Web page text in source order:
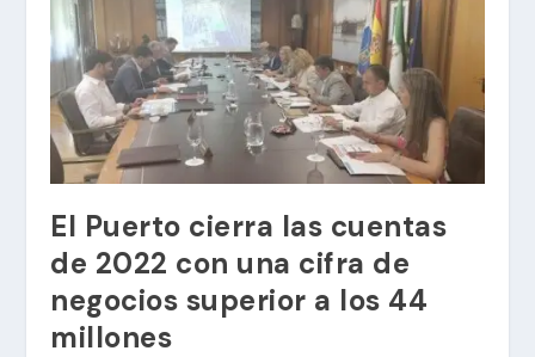
El Puerto cierra las cuentas
de 2022 con una cifra de
negocios superior a los 44
millones